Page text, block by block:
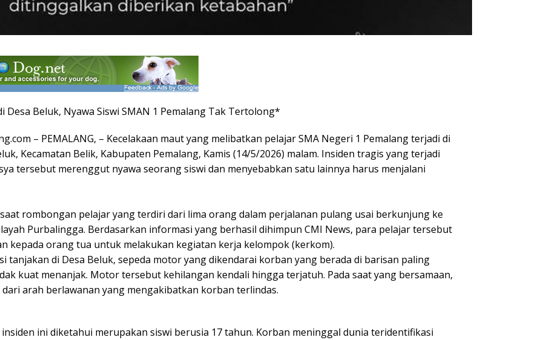
Desa Beluk, Nyawa Siswi SMAN 1 Pemalang Tak Tertolong*
– PEMALANG, – Kecelakaan maut yang melibatkan pelajar SMA Negeri 1 Pemalang terjadi di
Kecamatan Belik, Kabupaten Pemalang, Kamis (14/5/2026) malam. Insiden tragis yang terjadi
tersebut merenggut nyawa seorang siswi dan menyebabkan satu lainnya harus menjalani
rombongan pelajar yang terdiri dari lima orang dalam perjalanan pulang usai berkunjung ke
Purbalingga. Berdasarkan informasi yang berhasil dihimpun CMI News, para pelajar tersebut
kepada orang tua untuk melakukan kegiatan kerja kelompok (kerkom).
tanjakan di Desa Beluk, sepeda motor yang dikendarai korban yang berada di barisan paling
kuat menanjak. Motor tersebut kehilangan kendali hingga terjatuh. Pada saat yang bersamaan,
arah berlawanan yang mengakibatkan korban terlindas.
ini diketahui merupakan siswi berusia 17 tahun. Korban meninggal dunia teridentifikasi